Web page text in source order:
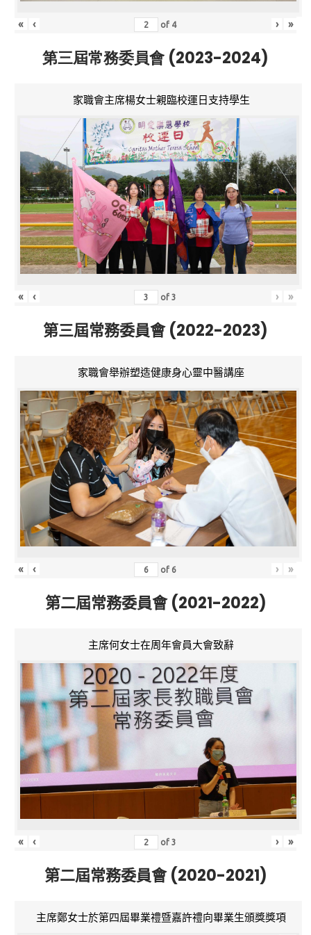
« ‹ of 4 › »
第三屆常務委員會 (2023-2024)
家職會主席楊女士親臨校運日支持學生
« ‹ of3 › »
第三屆常務委員會 (2022-2023)
家職會舉辦塑造健康身心靈中醫講座
« ‹ of 6 › »
第二屆常務委員會 (2021-2022)
主席何女士在周年會員大會致辭
« ‹ of3 › »
第二屆常務委員會 (2020-2021)
主席鄭女士於第四屆畢業禮暨嘉許禮向畢業生頒獎獎項